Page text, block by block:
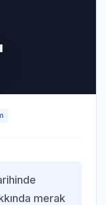
merak